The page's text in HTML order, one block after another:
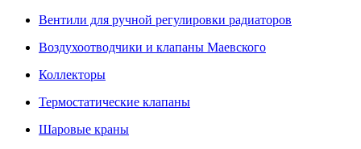
Вентили для ручной регулировки радиаторов
Воздухоотводчики и клапаны Маевского
Коллекторы
Термостатические клапаны
Шаровые краны